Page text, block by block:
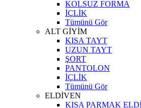
KOLSUZ FORMA
İÇLİK
Tümünü Gör
ALT GİYİM
KISA TAYT
UZUN TAYT
ŞORT
PANTOLON
İÇLİK
Tümünü Gör
ELDİVEN
KISA PARMAK